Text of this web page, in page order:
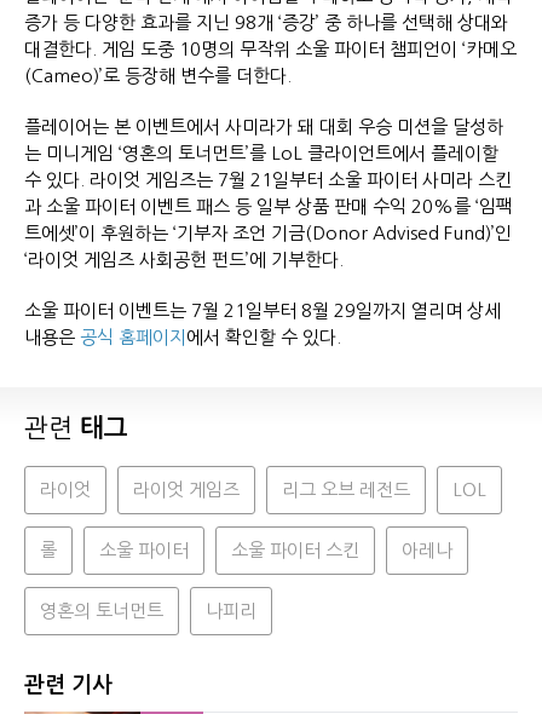
증가 등 다양한 효과를 지닌 98개 ‘증강’ 중 하나를 선택해 상대와
대결한다. 게임 도중 10명의 무작위 소울 파이터 챔피언이 ‘카메오
(Cameo)’로 등장해 변수를 더한다.
플레이어는 본 이벤트에서 사미라가 돼 대회 우승 미션을 달성하
는 미니게임 ‘영혼의 토너먼트’를 LoL 클라이언트에서 플레이할
수 있다. 라이엇 게임즈는 7월 21일부터 소울 파이터 사미라 스킨
과 소울 파이터 이벤트 패스 등 일부 상품 판매 수익 20%를 ‘임팩
트에셋’이 후원하는 ‘기부자 조언 기금(Donor Advised Fund)’인
‘라이엇 게임즈 사회공헌 펀드’에 기부한다.
소울 파이터 이벤트는 7월 21일부터 8월 29일까지 열리며 상세
내용은 공식 홈페이지 에서 확인할 수 있다.
관련 태그
라이엇 라이엇 게임즈 리그 오브 레전드 LOL
롤 소울 파이터 소울 파이터 스킨 아레나
영혼의 토너먼트 나피리
관련 기사